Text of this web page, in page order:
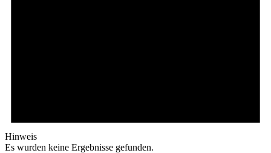
Hinweis
Es wurden keine Ergebnisse gefunden.